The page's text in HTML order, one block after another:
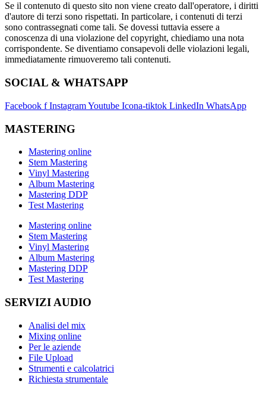
Se il contenuto di questo sito non viene creato dall'operatore, i diritti
d'autore di terzi sono rispettati. In particolare, i contenuti di terzi
sono contrassegnati come tali. Se dovessi tuttavia essere a
conoscenza di una violazione del copyright, chiediamo una nota
corrispondente. Se diventiamo consapevoli delle violazioni legali,
immediatamente rimuoveremo tali contenuti.
SOCIAL & WHATSAPP
Facebook f InstagramYoutube Icona-tiktok LinkedIn WhatsApp
MASTERING
Mastering online
Stem Mastering
Vinyl Mastering
Album Mastering
Mastering DDP
Test Mastering
Mastering online
Stem Mastering
Vinyl Mastering
Album Mastering
Mastering DDP
Test Mastering
SERVIZI AUDIO
Analisi del mix
Mixing online
Per le aziende
File Upload
Strumenti e calcolatrici
Richiesta strumentale